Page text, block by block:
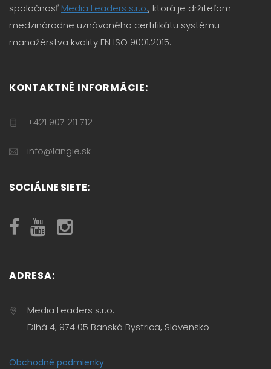
spoločnosť Media Leaders s.r.o., ktorá je držiteľom
medzinárodne uznávaného certifikátu systému
manažérstva kvality EN ISO 9001:2015.
KONTAKTNÉ INFORMÁCIE:
+421 907 211 712
info@langie.sk
SOCIÁLNE SIETE:
ADRESA:
Media Leaders s.r.o.
Dlhá 4, 974 05 Banská Bystrica, Slovensko
Obchodné podmienky